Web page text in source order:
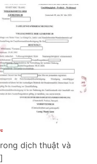
dịch thuật và